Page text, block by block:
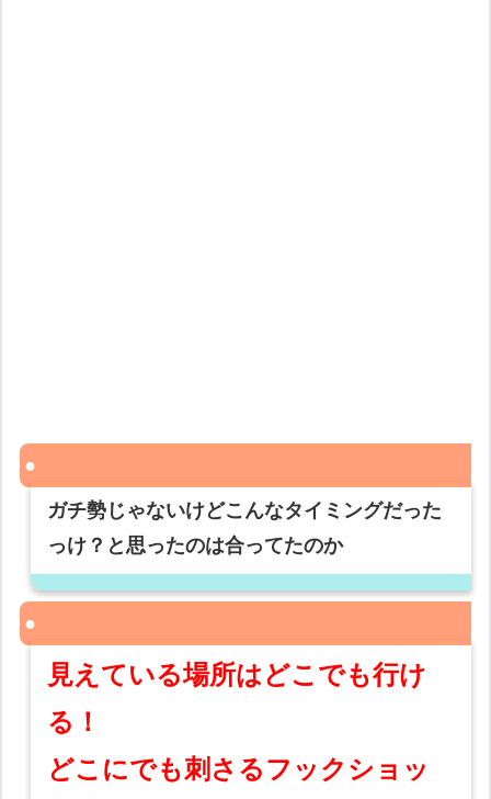
ガチ勢じゃないけどこんなタイミングだった
っけ？と思ったのは合ってたのか
見えている場所はどこでも行け
る！
どこにでも刺さるフックショッ